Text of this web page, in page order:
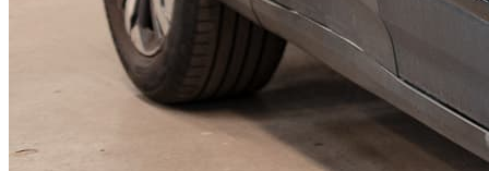
Visa alla fordon